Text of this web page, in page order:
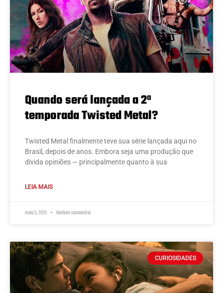
Quando será lançada a 2ª
temporada Twisted Metal?
Twisted Metal finalmente teve sua série lançada aqui no
Brasil, depois de anos. Embora seja uma produção que
divida opiniões — principalmente quanto à sua
LEIA MAIS
maio 5, 2025 Nenhum comentário
CURIOSIDADES